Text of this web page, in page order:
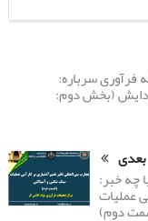
سرباره:
(بخش دوم:
بعدی
چه خبر:
عملیات
دوم)